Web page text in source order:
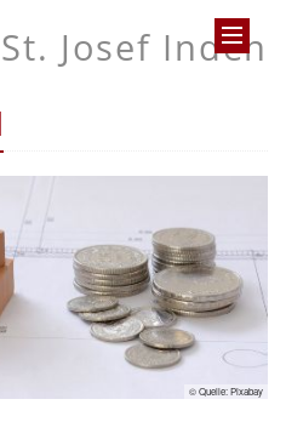
Josef Inden
© Quelle: Pixabay